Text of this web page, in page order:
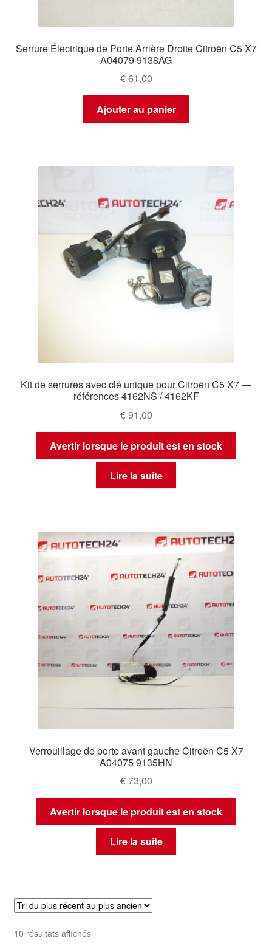
Serrure Électrique de Porte Arrière Droite Citroën C5 X7
A04079 9138AG
€61,00
Ajouter au panier
Kit de serrures avec clé unique pour Citroën C5 X7 —
références 4162NS / 4162KF
€91,00
Avertir lorsque le produit est en stock
Lire la suite
Verrouillage de porte avant gauche Citroën C5 X7
A04075 9135HN
€73,00
Avertir lorsque le produit est en stock
Lire la suite
10 résultats affichésTrié